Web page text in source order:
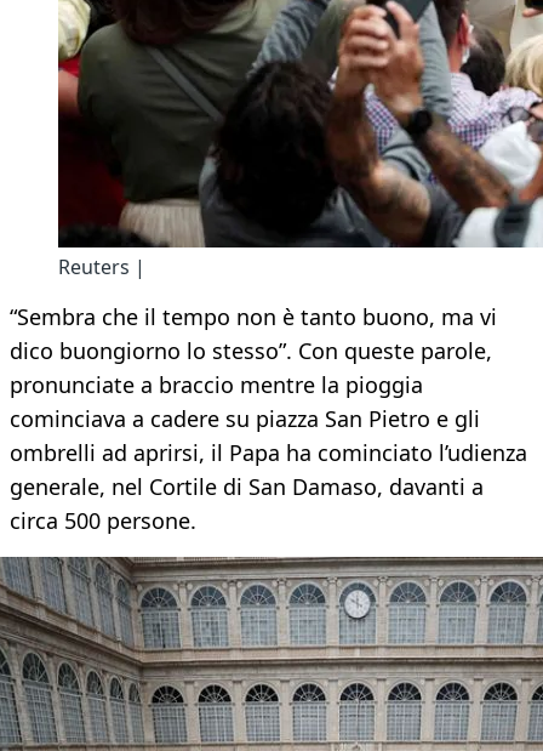
Reuters |
“Sembra che il tempo non è tanto buono, ma vi
dico buongiorno lo stesso”. Con queste parole,
pronunciate a braccio mentre la pioggia
cominciava a cadere su piazza San Pietro e gli
ombrelli ad aprirsi, il Papa ha cominciato l’udienza
generale, nel Cortile di San Damaso, davanti a
circa 500 persone.